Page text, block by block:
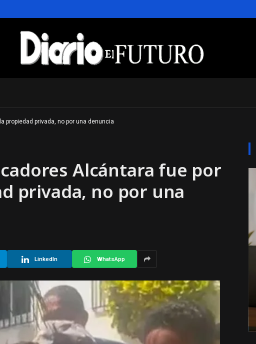
privada, no por una denuncia
Alcántara fue por
privada, no por una
LinkedIn WhatsApp